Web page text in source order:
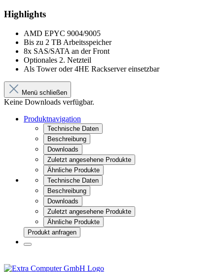
Highlights
AMD EPYC 9004/9005
Bis zu 2 TB Arbeitsspeicher
8x SAS/SATA an der Front
Optionales 2. Netzteil
Als Tower oder 4HE Rackserver einsetzbar
Menü schließen
Keine Downloads verfügbar.
Produktnavigation
Technische Daten
Beschreibung
Downloads
Zuletzt angesehene Produkte
Ähnliche Produkte
Technische Daten
Beschreibung
Downloads
Zuletzt angesehene Produkte
Ähnliche Produkte
Produkt anfragen